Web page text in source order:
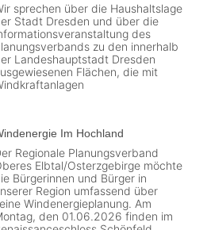
sprechen über die Haushaltslage
Stadt Dresden und über die
des
zu den innerhalb
Landeshauptstadt Dresden
Flächen, die mit
Im Hochland
Regionale Planungsverband
Elbtal/Osterzgebirge möchte
Bürgerinnen und Bürger in
Region umfassend über
Windenergieplanung. Am
den 01.06.2026 finden im